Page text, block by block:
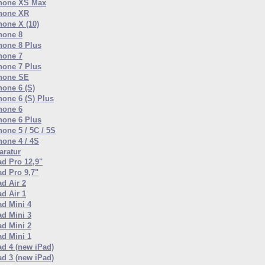
XS Max
XR
X (10)
8
8 Plus
7
7 Plus
SE
6 (S)
6 (S) Plus
6
6 Plus
5 / 5C / 5S
4 / 4S
Pro 12,9"
Pro 9,7"
Air 2
Air 1
Mini 4
Mini 3
Mini 2
Mini 1
4 (new iPad)
3 (new iPad)